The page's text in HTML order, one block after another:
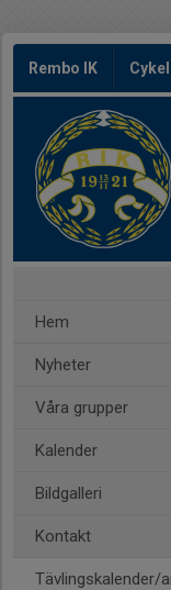
Rembo IK Cykel
Hem
Nyheter
Våra grupper
Kalender
Bildgalleri
Kontakt
Tävlingskalender/